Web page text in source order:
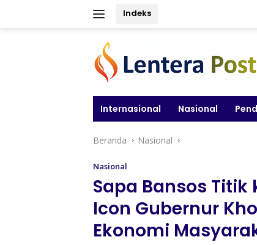
Indeks
Internasional Nasional
Beranda Nasional
Nasional
Sapa Bansos
Icon Gubernur
Ekonomi